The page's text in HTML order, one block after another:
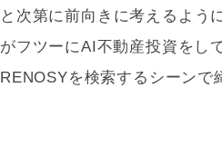
と次第に前向きに考えるよう
がフツーにAI不動産投資をし
RENOSYを検索するシーンで